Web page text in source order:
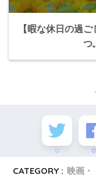
【暇な休日の過
つ
0 0
CATEGORY : 映画・